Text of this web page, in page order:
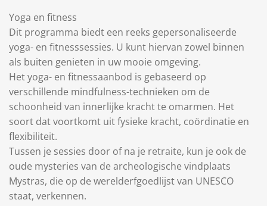
Yoga en fitness
Dit programma biedt een reeks gepersonaliseerde
yoga- en fitnesssessies. U kunt hiervan zowel binnen
als buiten genieten in uw mooie omgeving.
Het yoga- en fitnessaanbod is gebaseerd op
verschillende mindfulness-technieken om de
schoonheid van innerlijke kracht te omarmen. Het
soort dat voortkomt uit fysieke kracht, coördinatie en
flexibiliteit.
Tussen je sessies door of na je retraite, kun je ook de
oude mysteries van de archeologische vindplaats
Mystras, die op de werelderfgoedlijst van UNESCO
staat, verkennen.